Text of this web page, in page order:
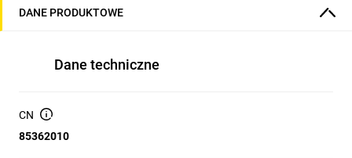
DANE PRODUKTOWE
Dane techniczne
CN
85362010